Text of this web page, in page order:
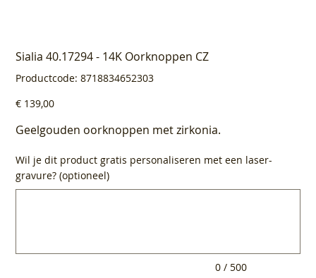
Sialia 40.17294 - 14K Oorknoppen CZ
Productcode: Productcode
8718834652303
8718834652303
Prijs
€ 139,00
Geelgouden oorknoppen met zirkonia.
Wil je dit product gratis personaliseren met een laser-
gravure? (optioneel)
0 / 500